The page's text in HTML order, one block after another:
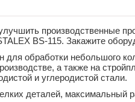
производственные
BS-115. Закажите
для обработки небольшого
а также на
и углеродистой стали.
деталей,